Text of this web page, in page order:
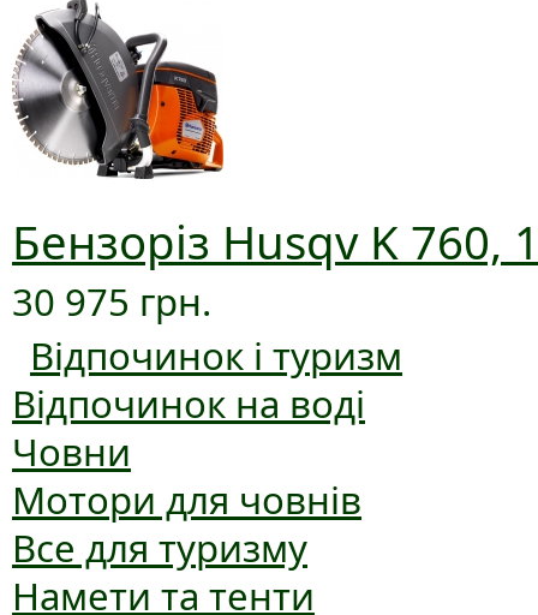
Бензоріз Husqv K 760,
30 975 грн.
Відпочинок і туризм
Відпочинок на воді
Човни
Мотори для човнів
Все для туризму
Намети та тенти